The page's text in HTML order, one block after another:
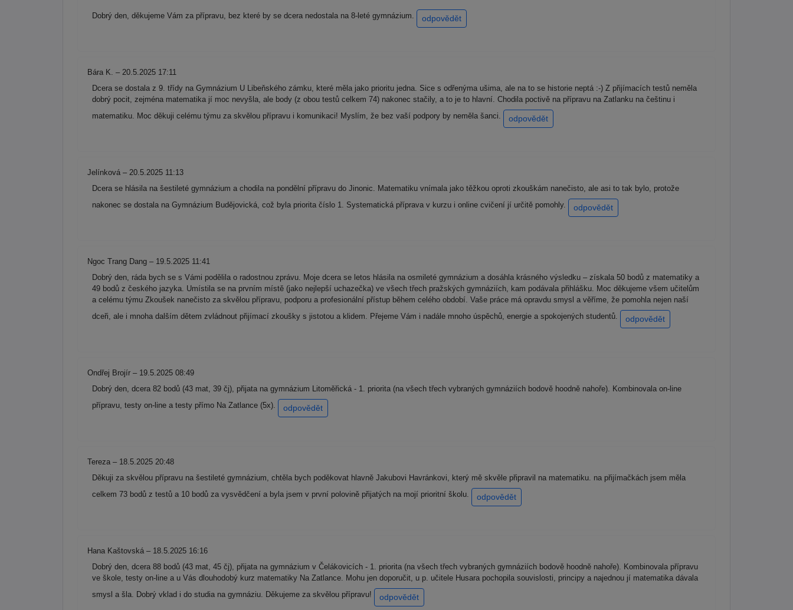
Dobrý den, děkujeme Vám za přípravu, bez které by se dcera nedostala na 8-leté gymnázium. odpovědět
Bára K. – 20.5.2025 17:11
Dcera se dostala z 9. třídy na Gymnázium U Libeňského zámku, které měla jako prioritu jedna. Sice s odřenýma ušima, ale na to se historie neptá :-) Z přijímacích testů neměla
dobrý pocit, zejména matematika jí moc nevyšla, ale body (z obou testů celkem 74) nakonec stačily, a to je to hlavní. Chodila poctivě na přípravu na Zatlanku na češtinu i
matematiku. Moc děkuji celému týmu za skvělou přípravu i komunikaci! Myslím, že bez vaší podpory by neměla šanci.
odpovědět
Jelínková – 20.5.2025 11:13
Dcera se hlásila na šestileté gymnázium a chodila na pondělní přípravu do Jinonic. Matematiku vnímala jako těžkou oproti zkouškám nanečisto, ale asi to tak bylo, protože
nakonec se dostala na Gymnázium Budějovická, což byla priorita číslo 1. Systematická příprava v kurzu i online cvičení jí určitě pomohly.
odpovědět
Ngoc Trang Dang – 19.5.2025 11:41
Dobrý den, ráda bych se s Vámi podělila o radostnou zprávu. Moje dcera se letos hlásila na osmileté gymnázium a dosáhla krásného výsledku – získala 50 bodů z matematiky a
49 bodů z českého jazyka. Umístila se na prvním místě (jako nejlepší uchazečka) ve všech třech pražských gymnáziích, kam podávala přihlášku. Moc děkujeme všem učitelům
a celému týmu Zkoušek nanečisto za skvělou přípravu, podporu a profesionální přístup během celého období. Vaše práce má opravdu smysl a věříme, že pomohla nejen naší
dceři, ale i mnoha dalším dětem zvládnout přijímací zkoušky s jistotou a klidem. Přejeme Vám i nadále mnoho úspěchů, energie a spokojených studentů.
odpovědět
Ondřej Brojír – 19.5.2025 08:49
Dobrý den, dcera 82 bodů (43 mat, 39 čj), přijata na gymnázium Litoměřická - 1. priorita (na všech třech vybraných gymnáziích bodově hoodně nahoře). Kombinovala on-line
přípravu, testy on-line a testy přímo Na Zatlance (5x).
odpovědět
Tereza – 18.5.2025 20:48
Děkuji za skvělou přípravu na šestileté gymnázium, chtěla bych poděkovat hlavně Jakubovi Havránkovi, který mě skvěle připravil na matematiku. na přijímačkách jsem měla
celkem 73 bodů z testů a 10 bodů za vysvědčení a byla jsem v první polovině přijatých na mojí prioritní školu.
odpovědět
Hana Kaštovská – 18.5.2025 16:16
Dobrý den, dcera 88 bodů (43 mat, 45 čj), přijata na gymnázium v Čelákovicích - 1. priorita (na všech třech vybraných gymnáziích bodově hoodně nahoře). Kombinovala přípravu
ve škole, testy on-line a u Vás dlouhodobý kurz matematiky Na Zatlance. Mohu jen doporučit, u p. učitele Husara pochopila souvislosti, principy a najednou jí matematika dávala
smysl a šla. Dobrý vklad i do studia na gymnáziu. Děkujeme za skvělou přípravu!
odpovědět